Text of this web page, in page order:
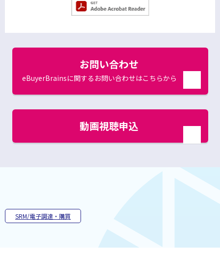
ウ
ウ
ド
ウ
で
別
開
お問い合わせ
eBuyerBrainsに関するお問い合わせはこちらから
ウ
で
動画視聴申込
ウ
く
SRM/電子調達・購買